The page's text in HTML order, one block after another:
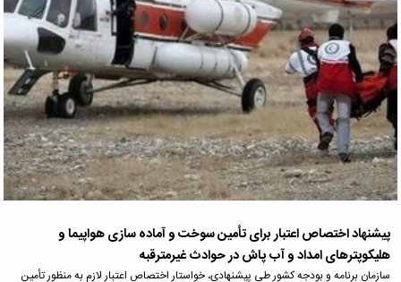
پیشنهاد اختصاص اعتبار برای تأمین سوخت و آماده سازی هواپیما و
هلیکوپترهای امداد و آب پاش در حوادث غیرمترقبه
سازمان برنامه و بودجه کشور طی پیشنهادی، خواستار اختصاص اعتبار لازم به منظور تأمین